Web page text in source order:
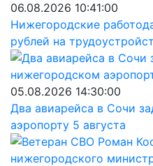
06.08.2026 10:41:00
Нижегородские
рублей на
05.08.2026 14:30:00
Два авиарейса в Сочи
аэропорту 5 августа